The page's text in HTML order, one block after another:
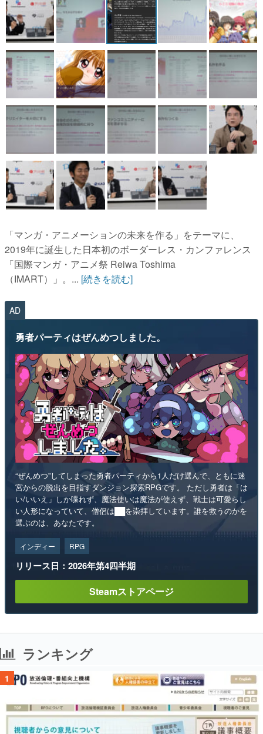
アプリレビュー
その他
電ファミニコゲーマーとは？
運営：株式会社マレ
「マンガ・アニメーションの未来を作る」をテーマに、
2019年に誕生した日本初のボーダーレス・カンファレンス
「国際マンガ・アニメ祭 Reiwa Toshima
（IMART）」。... [続きを読む]
AD
勇者パーティはぜんめつしました。
“ぜんめつ”してしまった勇者パーティから1人だけ選んで、ともに迷
宮からの脱出を目指すダンジョン探索RPGです。 ただし勇者は「は
い/いいえ」しか喋れず、魔法使いは魔法が使えず、戦士は可愛らし
い人形になっていて、僧侶は██を崇拝しています。誰を救うのかを
選ぶのは、あなたです。
インディー RPG
リリース日：2026年第4四半期
Steamストアページ
ランキング
1